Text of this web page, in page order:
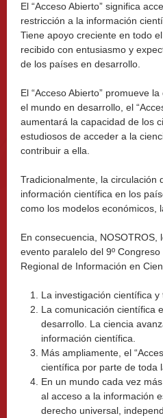
El “Acceso Abierto” significa
restricción a la información
Tiene apoyo creciente en todo
recibido con entusiasmo y
de los países en desarrollo.
El “Acceso Abierto” promueve
el mundo en desarrollo, el
aumentará la capacidad de los
estudiosos de acceder a la
contribuir a ella.
Tradicionalmente, la circulación
información científica en los
como los modelos económicos,
En consecuencia, NOSOTROS,
evento paralelo del 9º
Regional de Información en
La investigación científica
La comunicación científica
desarrollo. La ciencia
información científica.
Más ampliamente, el
científica por parte de toda
En un mundo cada vez
al acceso a la información
derecho universal,